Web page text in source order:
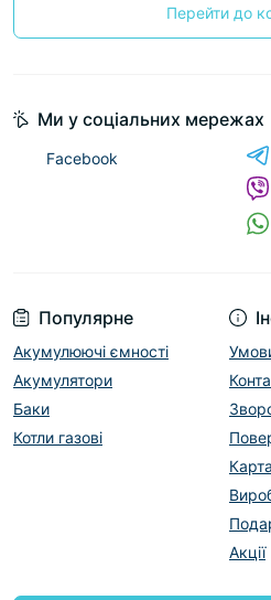
Перейти до
Популярне
Акумулюючі ємності
Акумулятори
Баки
Котли газові
Акції
Ми у соціальних мережах
Facebook